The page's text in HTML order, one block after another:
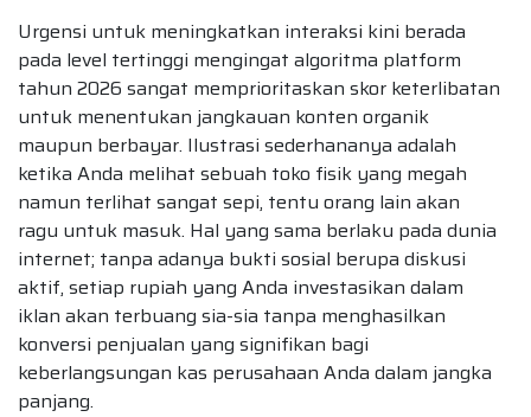
Urgensi untuk meningkatkan interaksi kini berada
pada level tertinggi mengingat algoritma platform
tahun 2026 sangat memprioritaskan skor keterlibatan
untuk menentukan jangkauan konten organik
maupun berbayar. Ilustrasi sederhananya adalah
ketika Anda melihat sebuah toko fisik yang megah
namun terlihat sangat sepi, tentu orang lain akan
ragu untuk masuk. Hal yang sama berlaku pada dunia
internet; tanpa adanya bukti sosial berupa diskusi
aktif, setiap rupiah yang Anda investasikan dalam
iklan akan terbuang sia-sia tanpa menghasilkan
konversi penjualan yang signifikan bagi
keberlangsungan kas perusahaan Anda dalam jangka
panjang.